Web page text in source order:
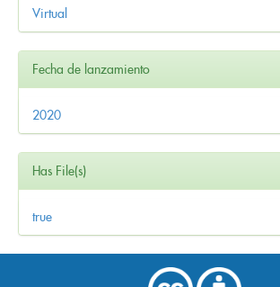
Virtual
Fecha de lanzamiento
2020
Has File(s)
true